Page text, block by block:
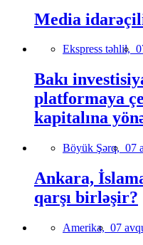
Media
Ekspress təhlil,
Bakı
platformaya
kapitalına
Böyük Şərq, 07
Ankara,
qarşı birləşir?
Amerika, 07